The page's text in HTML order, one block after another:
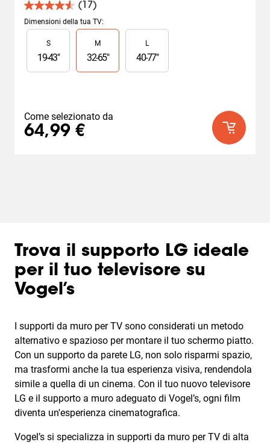
(17)
4.6
su
5
stelle.
recensioni
Dimensioni della tua TV:
Slide 1 of 3
S
19-43"
M
32-65"
L
40-77"
Come selezionato da
64,99 €
Trova il supporto LG ideale
per il tuo televisore su
Vogel’s
I supporti da muro per TV sono considerati un metodo
alternativo e spazioso per montare il tuo schermo piatto.
Con un supporto da parete LG, non solo risparmi spazio,
ma trasformi anche la tua esperienza visiva, rendendola
simile a quella di un cinema. Con il tuo nuovo televisore
LG e il supporto a muro adeguato di Vogel’s, ogni film
diventa un'esperienza cinematografica.
Vogel’s si specializza in supporti da muro per TV di alta